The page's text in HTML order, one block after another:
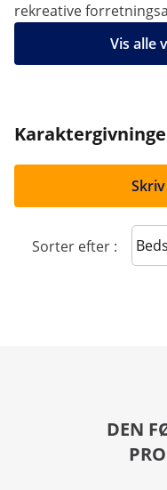
rekreative
Vis alle
Sorter efter :
DEN